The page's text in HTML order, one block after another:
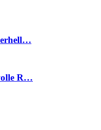
R…